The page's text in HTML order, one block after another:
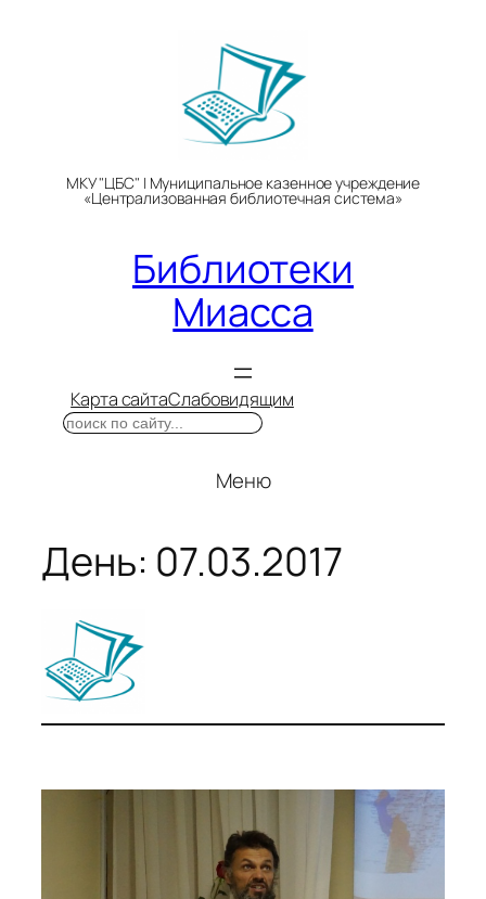
МКУ "ЦБС" | Муниципальное казенное учреждение
«Централизованная библиотечная система»
Библиотеки
Миасса
Карта сайтаСлабовидящим
Поиск
Меню
День: 07.03.2017